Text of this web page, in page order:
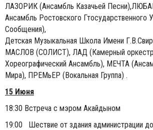
ЛАЗОРИК (Ансамбль Казачьей
Ансамбль Ростовского Гтосударственного
Сообщения),
Детская Музыкальная Школа Имени
МАСЛОВ (СОЛИСТ), ЛАД (Камерный
Хореографический Ансамбль), МЕЧТА
Мира), ПРЕМьЕР (Вокальная Группа) .
15 Июня
18:30 Встреча с мэром Акайдыном
19:00 Шествие от здания администрации